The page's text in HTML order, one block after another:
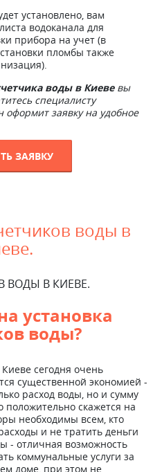
установлено, вам
водоканала для
прибора на учет (в
пломбы также
воды в Киеве вы
специалисту
оформит заявку на удобное
ЗАЯВКУ
воды в
установка
воды?
сегодня очень
существенной экономией -
расход воды, но и сумму
скажется на
необходимы всем, кто
и не тратить деньги
- отличная возможность
коммунальные услуги за
доме, при этом не